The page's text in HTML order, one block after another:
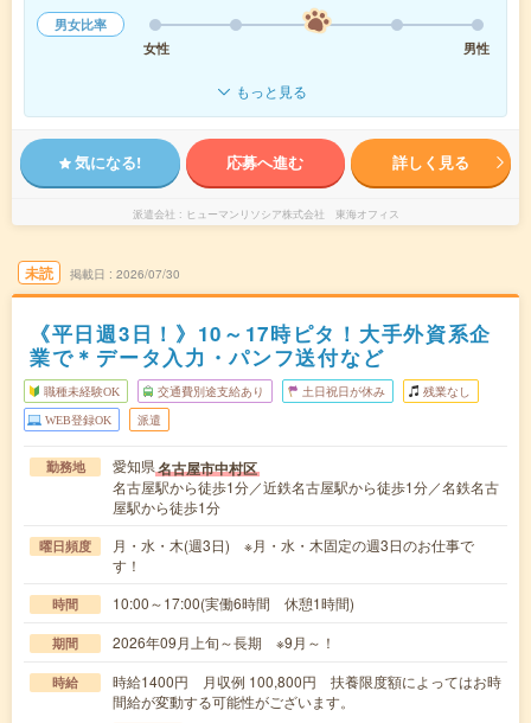
男女比率
女性
男性
もっと見る
気になる! 応募へ進む 詳しく見る
派遣会社 ヒューマンリソシア株式会社 東海オフィス
未読 掲載日 2026/07/30
《平日週3日！》10～17時ピタ！大手外資系企
業で＊データ入力・パンフ送付など
職種未経験OK 交通費別途支給あり 土日祝日が休み 残業なし
WEB登録OK 派遣
勤務地 愛知県名古屋市中村区
名古屋駅から徒歩1分／近鉄名古屋駅から徒歩1分／名鉄名古
屋駅から徒歩1分
曜日頻度
月・水・木(週3日) ※月・水・木固定の週3日のお仕事で
す！
時間 10:00～17:00(実働6時間 休憩1時間)
期間 2026年09月上旬～長期 ※9月～！
時給
時給1400円 月収例 100,800円 扶養限度額によってはお時
間給が変動する可能性がございます。